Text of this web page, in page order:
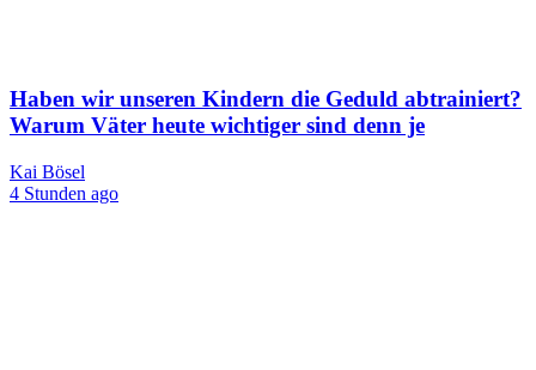
Haben wir unseren Kindern die Geduld abtrainiert?
Warum Väter heute wichtiger sind denn je
Kai Bösel
4 Stunden ago